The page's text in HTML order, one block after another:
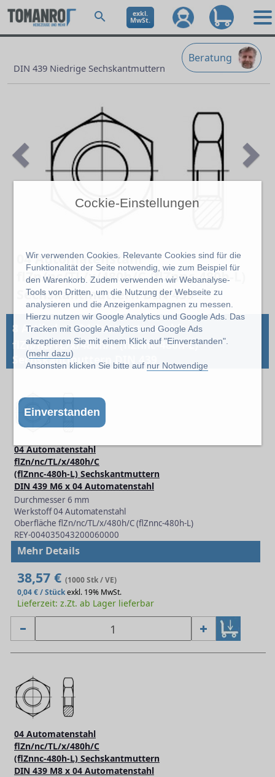
Cockie-Einstellungen
Wir verwenden Cookies. Relevante Cookies sind für die
Funktionalität der Seite notwendig, wie zum Beispiel für
den Warenkorb. Zudem verwenden wir Webanalyse-
Tools von Dritten, um die Nutzung der Webseite zu
analysieren und die Anzeigenkampagnen zu messen.
Hierzu nutzen wir Google Analytics und Google Ads. Das
Tracken mit Google Analytics und Google Ads
akzeptieren Sie mit einem Klick auf "Einverstanden".
(mehr dazu)
Ansonsten klicken Sie bitte auf nur Notwendige
Einverstanden
exkl.
MwSt.
Beratung
DIN 439 Niedrige Sechskantmuttern
04 Automatenstahl
flZn/nc/TL/x/480h/C (flZnnc-480h-L)
Sechskantmuttern DIN 439
8 Artikel→04 Automatenstahl
flZn/nc/TL/x/480h/C (flZnnc-480h-L)
Sechskantmuttern DIN 439
04 Automatenstahl
flZn/nc/TL/x/480h/C
(flZnnc-480h-L) Sechskantmuttern
DIN 439 M6 x 04 Automatenstahl
Durchmesser 6 mm
Werkstoff 04 Automatenstahl
Oberfläche flZn/nc/TL/x/480h/C (flZnnc-480h-L)
REY-004035043200060000
Mehr Details
38,57 € (1000 Stk / VE)
0,04 € / Stückexkl. 19% MwSt.
Lieferzeit: z.Zt. ab Lager lieferbar
04 Automatenstahl
flZn/nc/TL/x/480h/C
(flZnnc-480h-L) Sechskantmuttern
DIN 439 M8 x 04 Automatenstahl